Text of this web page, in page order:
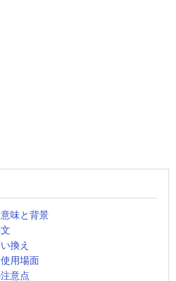
味と背景
換え
用場面
意点